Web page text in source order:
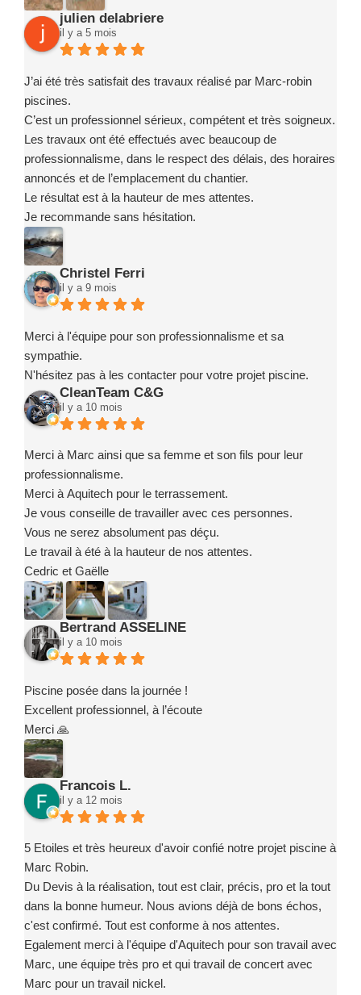
julien delabriere
il y a 5 mois
J’ai été très satisfait des travaux réalisé par Marc-robin
piscines.
C’est un professionnel sérieux, compétent et très soigneux.
Les travaux ont été effectués avec beaucoup de
professionnalisme, dans le respect des délais, des horaires
annoncés et de l’emplacement du chantier.
Le résultat est à la hauteur de mes attentes.
Je recommande sans hésitation.
Christel Ferri
il y a 9 mois
Merci à l'équipe pour son professionnalisme et sa
sympathie.
N'hésitez pas à les contacter pour votre projet piscine.
CleanTeam C&G
il y a 10 mois
Merci à Marc ainsi que sa femme et son fils pour leur
professionnalisme.
Merci à Aquitech pour le terrassement.
Je vous conseille de travailler avec ces personnes.
Vous ne serez absolument pas déçu.
Le travail à été à la hauteur de nos attentes.
Cedric et Gaëlle
Bertrand ASSELINE
il y a 10 mois
Piscine posée dans la journée !
Excellent professionnel, à l’écoute
Merci 🙏
Francois L.
il y a 12 mois
5 Etoiles et très heureux d'avoir confié notre projet piscine à
Marc Robin.
Du Devis à la réalisation, tout est clair, précis, pro et la tout
dans la bonne humeur. Nous avions déjà de bons échos,
c'est confirmé. Tout est conforme à nos attentes.
Egalement merci à l'équipe d'Aquitech pour son travail avec
Marc, une équipe très pro et qui travail de concert avec
Marc pour un travail nickel.